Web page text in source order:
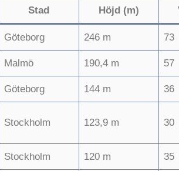
Stad Höjd (m)
Göteborg 246 m 73
Malmö 190,4 m 57
Göteborg 144 m 36
Stockholm 123,9 m 30
Stockholm 120 m 35